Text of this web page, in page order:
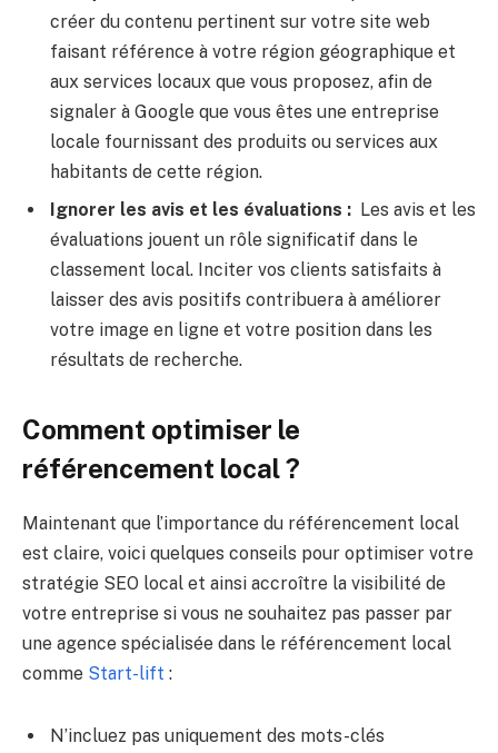
créer du contenu pertinent sur votre site web
faisant référence à votre région géographique et
aux services locaux que vous proposez, afin de
signaler à Google que vous êtes une entreprise
locale fournissant des produits ou services aux
habitants de cette région.
Ignorer les avis et les évaluations : Les avis et les
évaluations jouent un rôle significatif dans le
classement local. Inciter vos clients satisfaits à
laisser des avis positifs contribuera à améliorer
votre image en ligne et votre position dans les
résultats de recherche.
Comment optimiser le
référencement local ?
Maintenant que l’importance du référencement local
est claire, voici quelques conseils pour optimiser votre
stratégie SEO local et ainsi accroître la visibilité de
votre entreprise si vous ne souhaitez pas passer par
une agence spécialisée dans le référencement local
comme Start-lift :
N’incluez pas uniquement des mots-clés